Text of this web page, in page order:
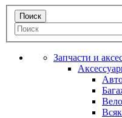
Запчасти и